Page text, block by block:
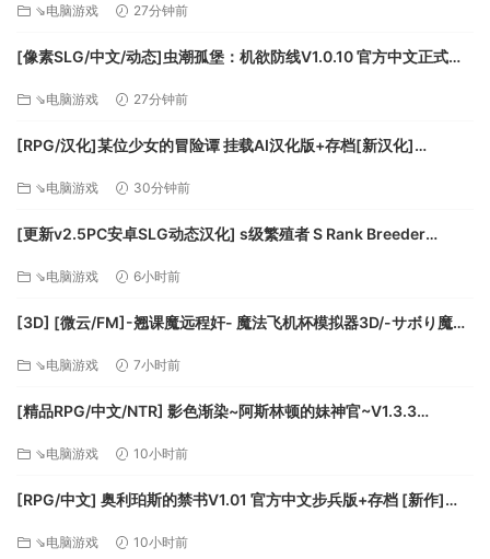
⇘电脑游戏 27分钟前
[像素SLG/中文/动态]虫潮孤堡：机欲防线V1.0.10 官方中文正式步
⇘电脑游戏 27分钟前
[RPG/汉化]某位少女的冒险谭 挂载AI汉化版+存档[新汉化]
⇘电脑游戏 30分钟前
[更新v2.5PC安卓SLG动态汉化] s级繁殖者 S Rank Breeder
⇘电脑游戏 6小时前
[3D] [微云/FM]-翘课魔远程奸- 魔法飞机杯模拟器3D/-サボり魔遠
⇘电脑游戏 7小时前
[精品RPG/中文/NTR] 影色渐染~阿斯林顿的妹神官~V1.3.3
[FM/7.5G/百度]
⇘电脑游戏 10小时前
[RPG/中文] 奥利珀斯的禁书V1.01 官方中文步兵版+存档 [新作]
⇘电脑游戏 10小时前